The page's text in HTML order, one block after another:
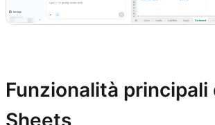
Funzionalità principali
Sheets